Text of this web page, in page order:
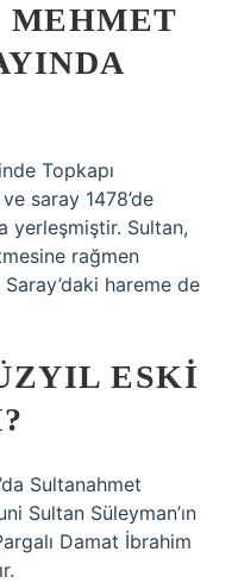
MEHMET
Topkapı
ve saray 1478’de
yerleşmiştir. Sultan,
rağmen
hareme de
ESKI
Sultanahmet
Sultan Süleyman’ın
Damat İbrahim